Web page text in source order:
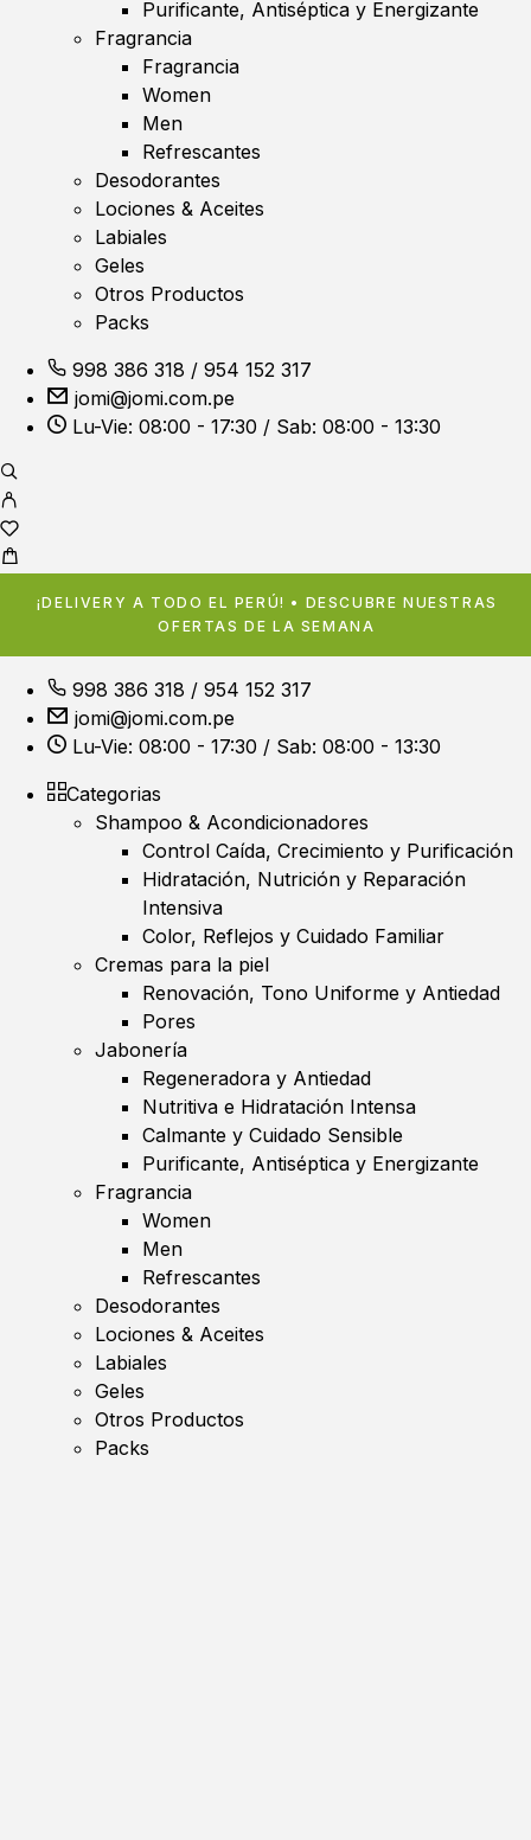
Purificante, Antiséptica y Energizante
Fragrancia
Fragrancia
Women
Men
Refrescantes
Desodorantes
Lociones & Aceites
Labiales
Geles
Otros Productos
Packs
998 386 318 / 954 152 317
jomi@jomi.com.pe
Lu-Vie: 08:00 - 17:30 / Sab: 08:00 - 13:30
¡DELIVERY A TODO EL PERÚ! • DESCUBRE NUESTRAS
OFERTAS DE LA SEMANA
998 386 318 / 954 152 317
jomi@jomi.com.pe
Lu-Vie: 08:00 - 17:30 / Sab: 08:00 - 13:30
Categorias
Shampoo & Acondicionadores
Control Caída, Crecimiento y Purificación
Hidratación, Nutrición y Reparación
Intensiva
Color, Reflejos y Cuidado Familiar
Cremas para la piel
Renovación, Tono Uniforme y Antiedad
Pores
Jabonería
Regeneradora y Antiedad
Nutritiva e Hidratación Intensa
Calmante y Cuidado Sensible
Purificante, Antiséptica y Energizante
Fragrancia
Women
Men
Refrescantes
Desodorantes
Lociones & Aceites
Labiales
Geles
Otros Productos
Packs